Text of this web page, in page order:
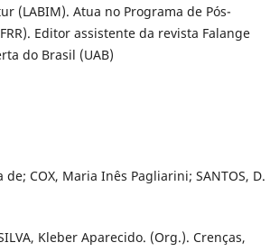
(LABIM). Atua no Programa de Pós-
Editor assistente da revista Falange
do Brasil (UAB)
de; COX, Maria Inês Pagliarini; SANTOS, D.
Kleber Aparecido. (Org.). Crenças,